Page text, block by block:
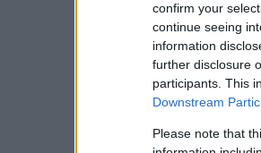
confirm your
continue seeing
information
further disclosure
participants. This
Downstream
Please note that